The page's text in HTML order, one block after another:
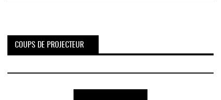
COUPS DE PROJECTEUR